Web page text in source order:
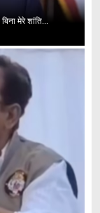
मेरे शांति...